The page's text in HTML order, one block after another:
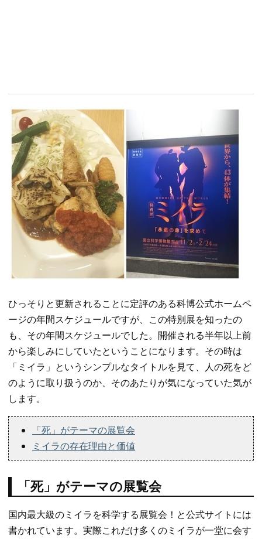
ひっそりと更新されることに定評のある科博公式ホームペ
ージの年間スケジュールですが、この特別展を知ったの
も、その年間スケジュールでした。開催される半年以上前
から楽しみにしていたということになります。その時は
「ミイラ」というシンプルなタイトルを見て、人の死をど
のように取り扱うのか、そのあたりが気になっていた気が
します。
「死」がテーマの展覧会
ミイラの存在理由と価値
「死」がテーマの展覧会
国内最大級のミイラを科学する展覧会！と公式サイトには
書かれています。実際これだけ多くのミイラが一堂に会す